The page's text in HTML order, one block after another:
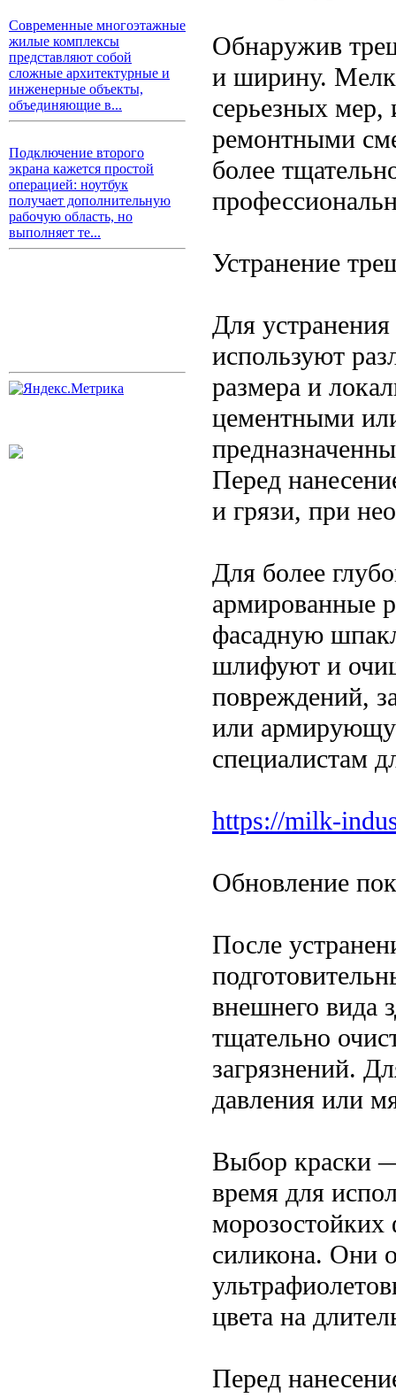
Современные многоэтажные
жилые комплексы
представляют собой
сложные архитектурные и
инженерные объекты,
объединяющие в...
Подключение второго
экрана кажется простой
операцией: ноутбук
получает дополнительную
рабочую область, но
выполняет те...
Обнаружив
и ширину.
серьезных
ремонтными
более
Устранение
Для
используют
размера и
цементными
Перед
и грязи, при
Для более
армированные
фасадную
шлифуют и
повреждений,
или
специалистам
https://milk-
Обновление
После
внешнего вида
тщательно
загрязнений.
давления или
Выбор краски
время для
морозостойких
силикона. Они
цвета на
Перед